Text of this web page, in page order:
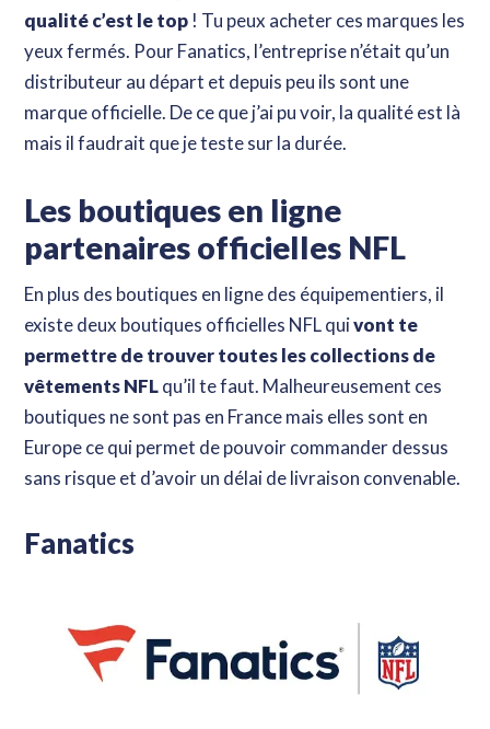
qualité c’est le top ! Tu peux acheter ces marques les
yeux fermés. Pour Fanatics, l’entreprise n’était qu’un
distributeur au départ et depuis peu ils sont une
marque officielle. De ce que j’ai pu voir, la qualité est là
mais il faudrait que je teste sur la durée.
Les boutiques en ligne
partenaires officielles NFL
En plus des boutiques en ligne des équipementiers, il
existe deux boutiques officielles NFL quivont te
permettre de trouver toutes les collections de
vêtements NFLqu’il te faut. Malheureusement ces
boutiques ne sont pas en France mais elles sont en
Europe ce qui permet de pouvoir commander dessus
sans risque et d’avoir un délai de livraison convenable.
Fanatics